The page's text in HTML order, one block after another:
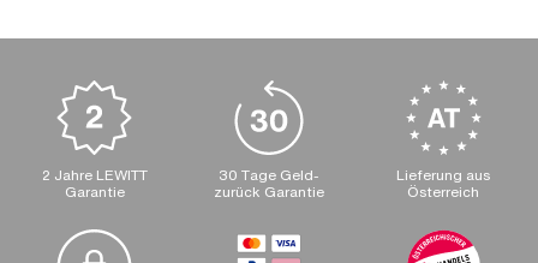
2 Jahre LEWITT
Garantie
30 Tage Geld-
zurück Garantie
Lieferung aus
Österreich